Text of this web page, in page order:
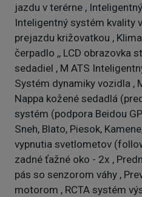
jazdu v terérne ,
Inteligentný systém kvality
prejazdu križovatkou ,
čerpadlo ,, LCD obrazovka
sedadiel , M ATS
Systém dynamiky vozidla ,
Nappa kožené sedadlá
systém (podpora Beidou
Sneh, Blato, Piesok,
vypnutia svetlometov
zadné ťažné oko - 2x ,
pás so senzorom váhy ,
motorom , RCTA systém